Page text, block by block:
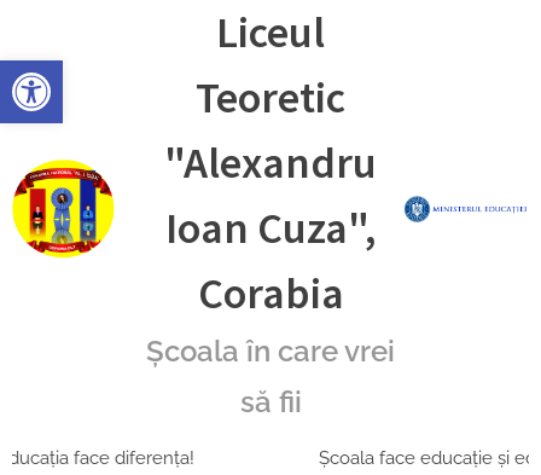
Deschide bara de unelte
content
Liceul
Teoretic
"Alexandru
Ioan Cuza",
Corabia
Școala în care vrei
să fii
face diferența! Școala face educație și